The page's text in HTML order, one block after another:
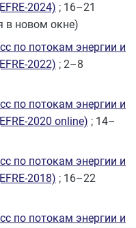
2024) ; 16–21
в новом окне)
по потокам энергии и
2022) ; 2–8
по потокам энергии и
2020 online) ; 14–
по потокам энергии и
2018) ; 16–22
по потокам энергии и